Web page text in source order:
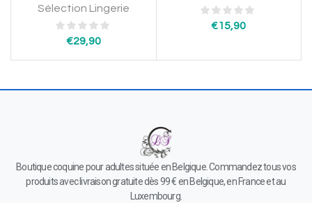
Sélection Lingerie
€29,90
€15,90
Boutique coquine pour adultes située en Belgique. Commandez tous vos
produits avec livraison gratuite dès 99 € en Belgique, en France et au
Luxembourg.